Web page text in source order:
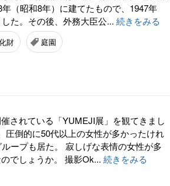
（昭和8年）に建てたもので、1947年
た。その後、外務大臣公... 続きをみる
財 庭園
されている「YUMEJI展」を観てきまし
圧倒的に50代以上の女性が多かったけれ
ープも居た。 寂しげな表情の女性が多
でしょうか。 撮影Ok... 続きをみる